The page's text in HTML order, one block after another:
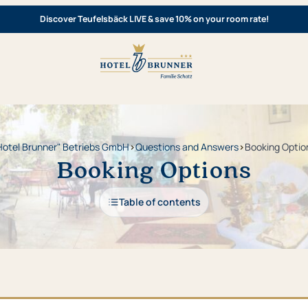
Discover Teufelsbäck LIVE & save 10% on your room rate!
Brunner" Betriebs GmbH›Questions and Answers›Booking
Booking Options
Table of contents